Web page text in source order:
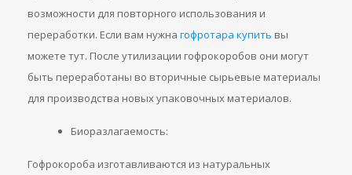
возможности для повторного использования и
переработки. Если вам нужна гофротара купить вы
можете тут. После утилизации гофрокоробов они могут
быть переработаны во вторичные сырьевые материалы
для производства новых упаковочных материалов.
Биоразлагаемость:
Гофрокороба изготавливаются из натуральных